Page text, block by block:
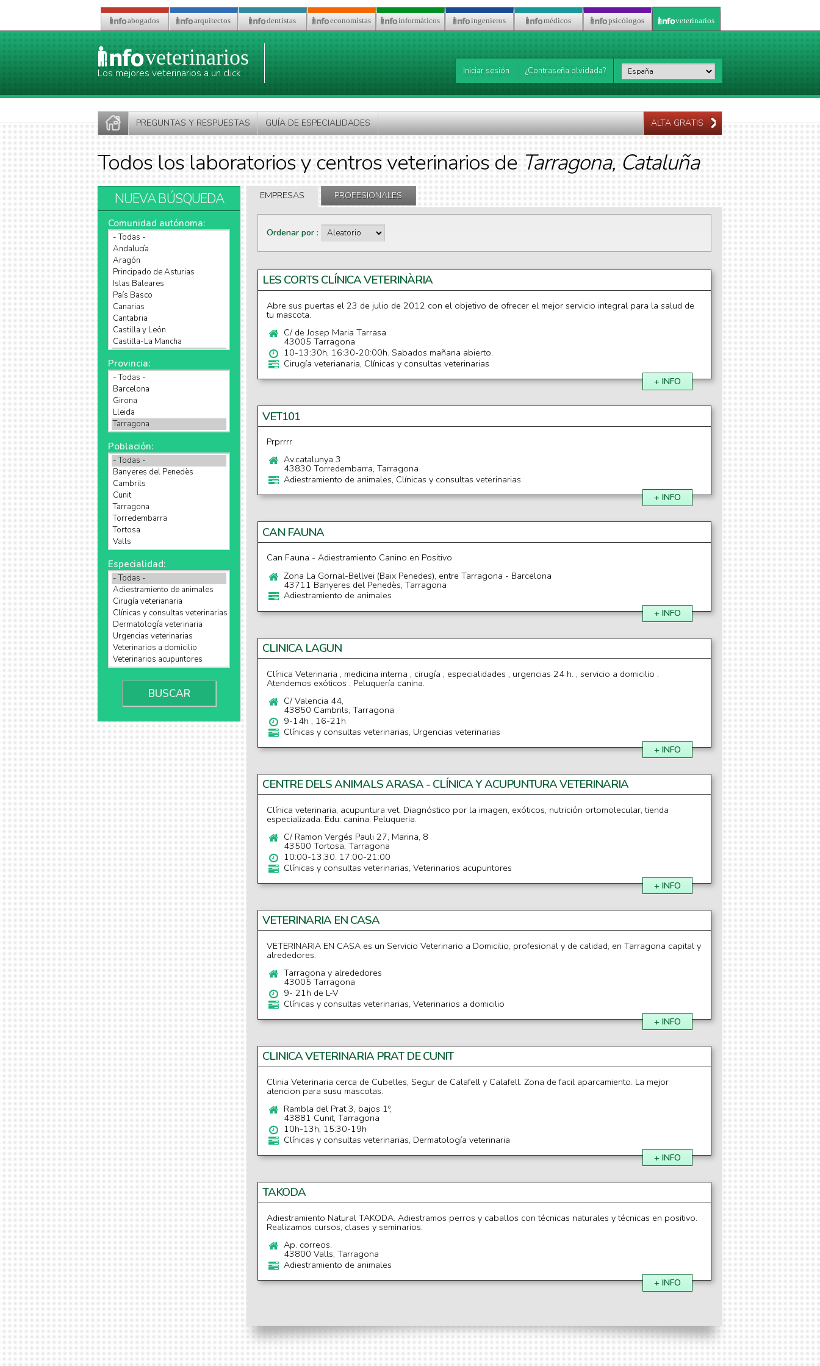
abogados arquitectos dentistas economistas informáticos ingenieros médicos psicólogos veterinarios
veterinarios
Los mejores veterinarios a un click Iniciar sesión ¿Contraseña olvidada? País*
PREGUNTAS Y RESPUESTAS GUÍA DE ESPECIALIDADES ALTA GRATIS
Todos los laboratorios y centros veterinarios deTarragona, Cataluña
EMPRESAS PROFESIONALES
Ordenar por
LES CORTS CLÍNICA VETERINÀRIA
Abre sus puertas el 23 de julio de 2012 con el objetivo de ofrecer el mejor servicio integral para la salud de
tu mascota.
C/ de Josep Maria Tarrasa
43005 Tarragona
10-13:30h, 16:30-20:00h. Sabados mañana abierto.
Cirugía veterianaria, Clínicas y consultas veterinarias
+ INFO
VET101
Prprrrr
Av.catalunya 3
43830 Torredembarra, Tarragona
Adiestramiento de animales, Clínicas y consultas veterinarias
+ INFO
CAN FAUNA
Can Fauna - Adiestramiento Canino en Positivo
Zona La Gornal-Bellvei (Baix Penedes), entre Tarragona - Barcelona
43711 Banyeres del Penedès, Tarragona
Adiestramiento de animales
+ INFO
CLINICA LAGUN
Clínica Veterinaria , medicina interna , cirugía , especialidades , urgencias 24 h. , servicio a domicilio .
Atendemos exóticos . Peluquería canina.
C/ Valencia 44,
43850 Cambrils, Tarragona
9-14h , 16-21h
Clínicas y consultas veterinarias, Urgencias veterinarias
+ INFO
CENTRE DELS ANIMALS ARASA - CLÍNICA Y ACUPUNTURA VETERINARIA
Clínica veterinaria, acupuntura vet. Diagnóstico por la imagen, exóticos, nutrición ortomolecular, tienda
especializada. Edu. canina. Peluqueria.
C/ Ramon Vergés Pauli 27, Marina, 8
43500 Tortosa, Tarragona
10:00-13:30. 17:00-21:00
Clínicas y consultas veterinarias, Veterinarios acupuntores
+ INFO
VETERINARIA EN CASA
VETERINARIA EN CASA es un Servicio Veterinario a Domicilio, profesional y de calidad, en Tarragona capital y
alrededores.
Tarragona y alrededores
43005 Tarragona
9- 21h de L-V
Clínicas y consultas veterinarias, Veterinarios a domicilio
+ INFO
CLINICA VETERINARIA PRAT DE CUNIT
Clinia Veterinaria cerca de Cubelles, Segur de Calafell y Calafell. Zona de facil aparcamiento. La mejor
atencion para susu mascotas.
Rambla del Prat 3, bajos 1º,
43881 Cunit, Tarragona
10h-13h, 15:30-19h
Clínicas y consultas veterinarias, Dermatología veterinaria
+ INFO
TAKODA
Adiestramiento Natural TAKODA. Adiestramos perros y caballos con técnicas naturales y técnicas en positivo.
Realizamos cursos, clases y seminarios.
Ap. correos.
43800 Valls, Tarragona
Adiestramiento de animales
+ INFO
NUEVA BÚSQUEDA
Comunidad autónoma:
Provincia:
Población:
Especialidad: